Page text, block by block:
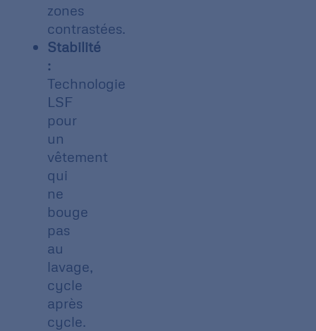
zones
contrastées.
Stabilité
:
Technologie
LSF
pour
un
vêtement
qui
ne
bouge
pas
au
lavage,
cycle
après
cycle.